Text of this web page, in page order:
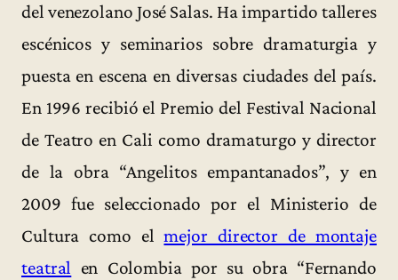
del venezolano José Salas. Ha impartido talleres
escénicos y seminarios sobre dramaturgia y
puesta en escena en diversas ciudades del país.
En 1996 recibió el Premio del Festival Nacional
de Teatro en Cali como dramaturgo y director
de la obra “Angelitos empantanados”, y en
2009 fue seleccionado por el Ministerio de
Cultura como elmejor director de montaje
teatral en Colombia por su obra “Fernando